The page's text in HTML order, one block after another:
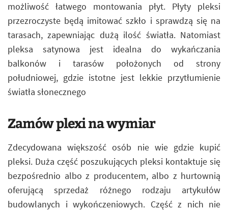
możliwość łatwego montowania płyt. Płyty pleksi
przezroczyste będą imitować szkło i sprawdzą się na
tarasach, zapewniając dużą ilość światła. Natomiast
pleksa satynowa jest idealna do wykańczania
balkonów i tarasów położonych od strony
południowej, gdzie istotne jest lekkie przytłumienie
światła słonecznego
Zamów plexi na wymiar
Zdecydowana większość osób nie wie gdzie kupić
pleksi. Duża część poszukujących pleksi kontaktuje się
bezpośrednio albo z producentem, albo z hurtownią
oferującą sprzedaż różnego rodzaju artykułów
budowlanych i wykończeniowych. Część z nich nie